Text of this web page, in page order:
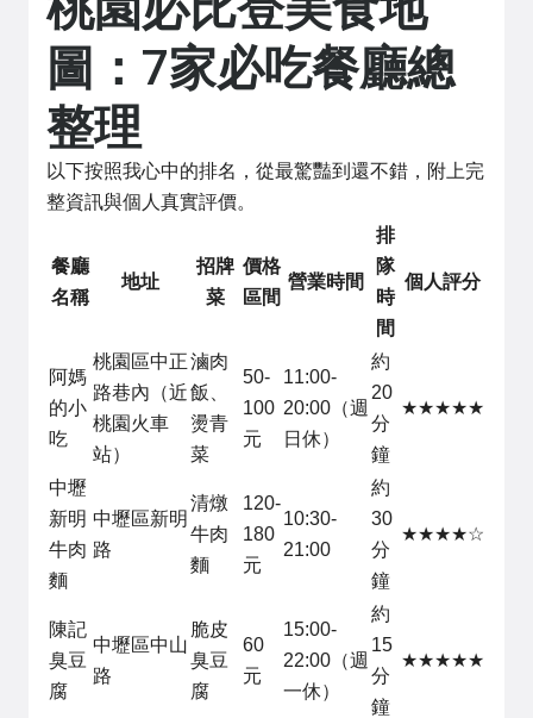
圖：7家必吃餐廳總
整理
以下按照我心中的排名，從最驚豔到還不錯，附上完
整資訊與個人真實評價。
餐廳
名稱
地址
招牌
菜
價格
區間
營業時間
排
隊
時
間
個人評分
阿媽
的小
吃
桃園區中正
路巷內（近
桃園火車
站）
滷肉
飯、
燙青
菜
50-
100
元
11:00-
20:00（週
日休）
約
20
分
鐘
★★★★★
中壢
新明
牛肉
麵
中壢區新明
路
清燉
牛肉
麵
120-
180
元
10:30-
21:00
約
30
分
鐘
★★★★☆
陳記
臭豆
腐
中壢區中山
路
脆皮
臭豆
腐
60
元
15:00-
22:00（週
一休）
約
15
分
鐘
★★★★★